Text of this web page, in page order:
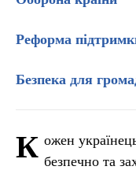
Реформа
Безпека для
К ожен
безпечно та